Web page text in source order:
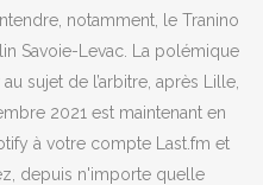
notamment, le Tranino
Savoie-Levac. La polémique
sujet de l’arbitre, après Lille,
2021 est maintenant en
à votre compte Last.fm et
depuis n'importe quelle